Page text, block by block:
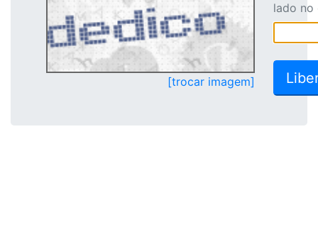
[trocar imagem]
lado no